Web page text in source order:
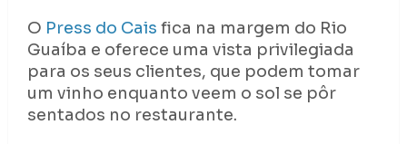
O Press do Cais fica na margem do Rio
Guaíba e oferece uma vista privilegiada
para os seus clientes, que podem tomar
um vinho enquanto veem o sol se pôr
sentados no restaurante.